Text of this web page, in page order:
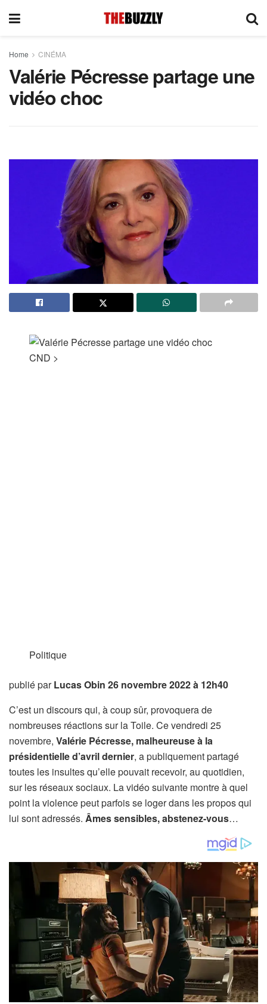
Home CINÉMA
Valérie Pécresse partage une
vidéo choc
CND >
Politique
publié parLucas Obin 26 novembre 2022 à 12h40
C’est un discours qui, à coup sûr, provoquera de
nombreuses réactions sur la Toile. Ce vendredi 25
novembre, Valérie Pécresse, malheureuse à la
présidentielle d’avril dernier, a publiquement partagé
toutes les insultes qu’elle pouvait recevoir, au quotidien,
sur les réseaux sociaux. La vidéo suivante montre à quel
point la violence peut parfois se loger dans les propos qui
lui sont adressés. Âmes sensibles, abstenez-vous…